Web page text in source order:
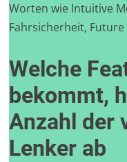
Worten wie Intuitive
Fahrsicherheit,
Welche
bekommt,
Anzahl der
Lenker ab